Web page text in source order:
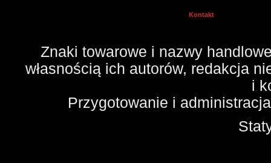
Kontakt
Znaki towarowe i nazwy
własnością ich autorów, redakcja
i
Przygotowanie i